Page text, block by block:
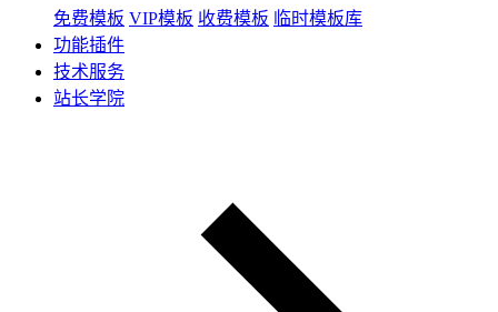
免费模板 VIP模板 收费模板 临时模板库
功能插件
技术服务
站长学院